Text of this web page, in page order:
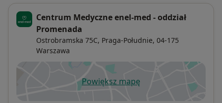
Centrum Medyczne enel-med - oddział
Promenada
Ostrobramska 75C, Praga-Południe, 04-175
Warszawa
Powiększ mapęotwiera się w nowej karcie